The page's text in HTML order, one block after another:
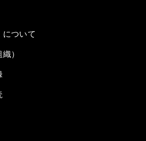
ついて
）